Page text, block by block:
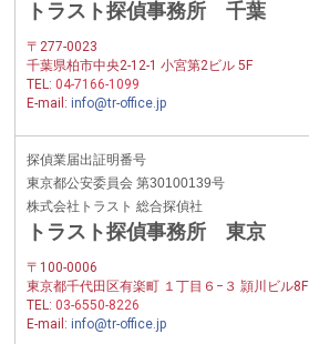
トラスト探偵事務所 千葉
〒277-0023
千葉県柏市中央2-12-1 小宮第2ビル 5F
TEL:04-7166-1099
E-mail:info@tr-office.jp
探偵業届出証明番号
東京都公安委員会 第30100139号
株式会社トラスト 総合探偵社
トラスト探偵事務所 東京
〒100-0006
東京都千代田区有楽町 １丁目６−３ 頴川ビル8F
TEL:03-6550-8226
E-mail:info@tr-office.jp